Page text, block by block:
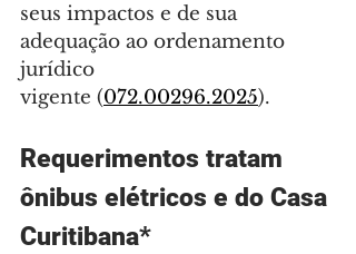
seus impactos e de sua
adequação ao ordenamento
jurídico
vigente (072.00296.2025).
Requerimentos tratam
ônibus elétricos e do Casa
Curitibana*